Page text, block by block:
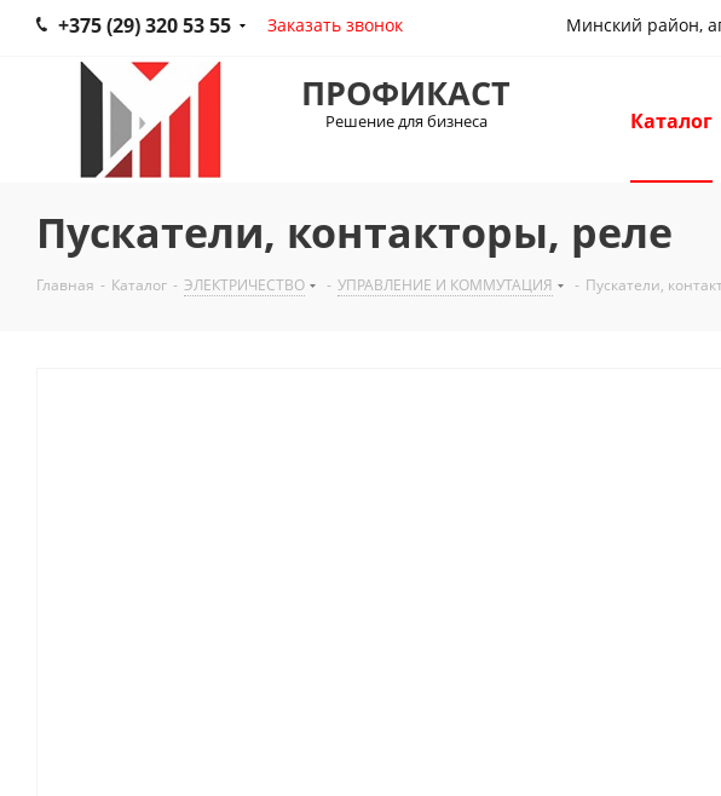
+375 (29) 320 53 55 Заказать звонок Минский район,
ПРОФИКАСТ
Решение для бизнеса Каталог
Пускатели, контакторы, реле
Главная - Каталог - ЭЛЕКТРИЧЕСТВО - УПРАВЛЕНИЕ И КОММУТАЦИЯ - Пускатели,